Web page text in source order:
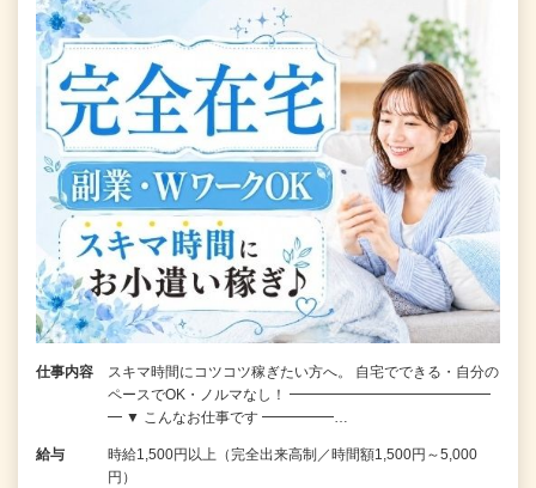
仕事内容
スキマ時間にコツコツ稼ぎたい方へ。 自宅でできる・自分の
ペースでOK・ノルマなし！ ━━━━━━━━━━━━━━
━ ▼ こんなお仕事です ━━━━━…
給与
時給1,500円以上（完全出来高制／時間額1,500円～5,000
円）